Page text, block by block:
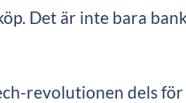
Det är inte bara
revolutionen dels